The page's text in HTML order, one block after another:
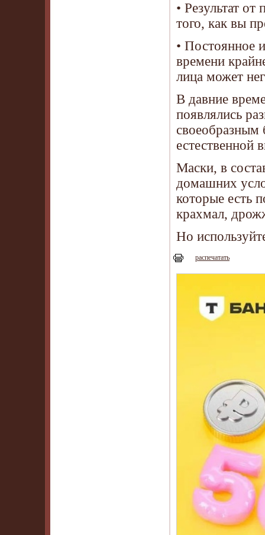
• Результат
того, как вы
• Постоянное
времени
лица может
В давние
появлялись
своеобразным
естественной
Маски, в
домашних
которые есть
крахмал,
Но
распечатать